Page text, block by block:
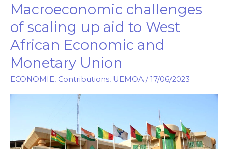
Macroeconomic challenges
of scaling up aid to West
African Economic and
Monetary Union
ECONOMIE, Contributions, UEMOA/ 17/06/2023
Macroeconomic
challenges
of
scaling
up
aid
Economic
and